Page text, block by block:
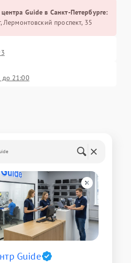
Guide в Санкт-Петербурге:
Лермонтовский проспект, 35
до 21:00
Guide